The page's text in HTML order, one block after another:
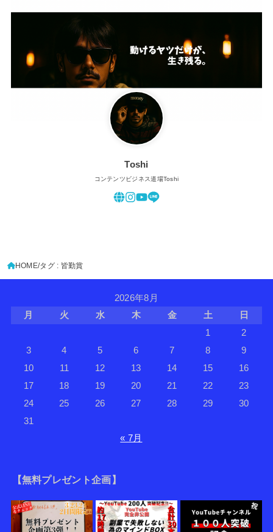
Toshi
コンテンツビジネス道場Toshi
HOME タグ : 皆勤賞
2026年8月
月
火 水 木 金 土
日
1
2
3
4 5 6 7 8
9
10
11 12 13 14 15
16
17
18 19 20 21 22
23
24
25 26 27 28 29
30
31
« 7月
【無料プレゼント企画】